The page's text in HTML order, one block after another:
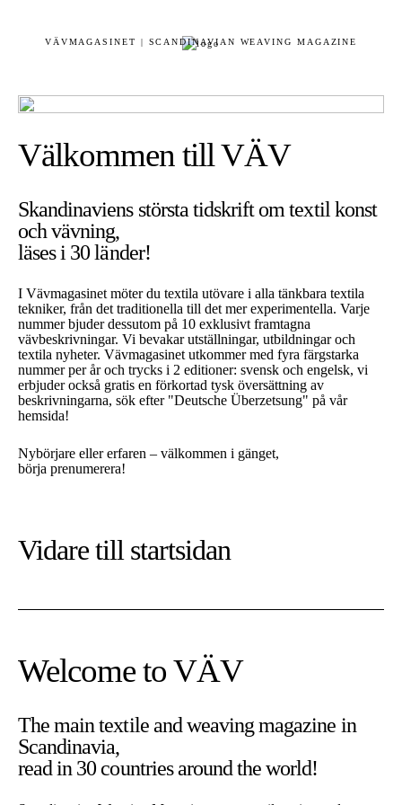
VÄVMAGASINET | SCANDINAVIAN WEAVING MAGAZINE
Välkommen till VÄV
Skandinaviens största tidskrift om textil konst
och vävning,
läses i 30 länder!
I Vävmagasinet möter du textila utövare i alla tänkbara textila
tekniker, från det traditionella till det mer experimentella. Varje
nummer bjuder dessutom på 10 exklusivt framtagna
vävbeskrivningar. Vi bevakar utställningar, utbildningar och
textila nyheter. Vävmagasinet utkommer med fyra färgstarka
nummer per år och trycks i 2 editioner: svensk och engelsk, vi
erbjuder också gratis en förkortad tysk översättning av
beskrivningarna, sök efter "Deutsche Überzetsung" på vår
hemsida!
Nybörjare eller erfaren – välkommen i gänget,
börja prenumerera!
Vidare till startsidan
Welcome to VÄV
The main textile and weaving magazine in
Scandinavia,
read in 30 countries around the world!